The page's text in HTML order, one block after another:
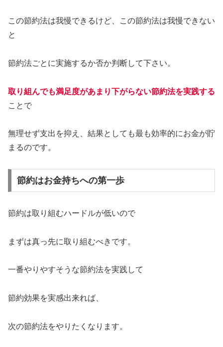
この節約法は我慢できるけど、この節約法は我慢できない
と
節約法ごとに実施するか否か判断して下さい。
取り組んでも満足度があまり下がらない節約法を実践する
ことで
無理せず支出を抑え、結果としても最も効率的にお金が貯
まるのです。
節約はお金持ちへの第一歩
節約は取り組むハードルが低いので
まずは真っ先に取り組むべきです。
一番やりやすそうな節約法を実践して
節約効果を実感出来れば、
次の節約法をやりたくなります。